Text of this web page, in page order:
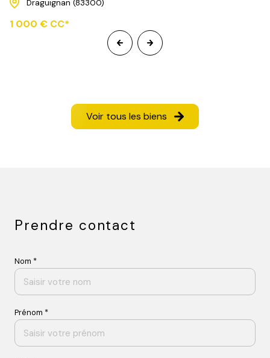
Draguignan (83300)
1 000 € CC*
Voir tous les biens
Prendre contact
Nom *
Prénom *